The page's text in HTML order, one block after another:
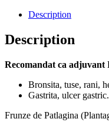
Description
Description
Recomandat ca adjuvant
Bronsita, tuse, rani,
Gastrita, ulcer gastric.
Frunze de Patlagina